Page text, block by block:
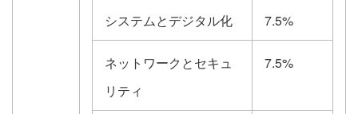
システムとデジタル化 7.5%
ネットワークとセキュ
リティ
7.5%